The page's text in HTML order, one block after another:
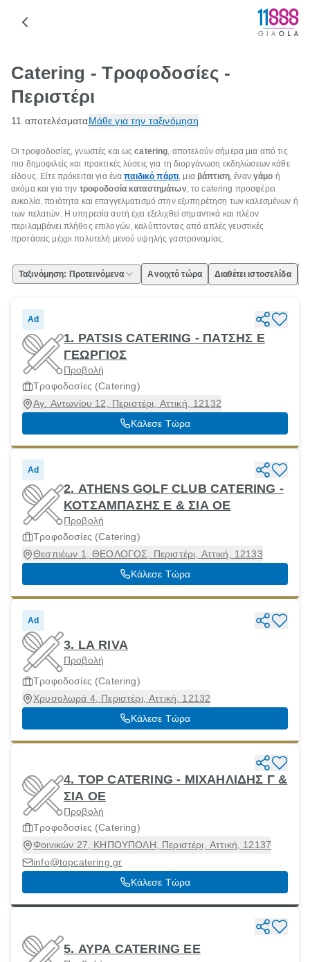
Catering - Τροφοδοσίες -
Περιστέρι
11 αποτελέσματαΜάθε για την ταξινόμηση
Οι τροφοδοσίες, γνωστές και ωςcatering, αποτελούν σήμερα μια από τις
πιο δημοφιλείς και πρακτικές λύσεις για τη διοργάνωση εκδηλώσεων κάθε
είδους. Είτε πρόκειται για έναπαιδικό πάρτι, μιαβάπτιση, έναν γάμο ή
ακόμα και για την τροφοδοσία καταστημάτων, το catering προσφέρει
ευκολία, ποιότητα και επαγγελματισμό στην εξυπηρέτηση των καλεσμένων ή
των πελατών. Η υπηρεσία αυτή έχει εξελιχθεί σημαντικά και πλέον
περιλαμβάνει πλήθος επιλογών, καλύπτοντας από απλές γευστικές
προτάσεις μέχρι πολυτελή μενού υψηλής γαστρονομίας.
Ταξινόμηση: Προτεινόμενα Ανοιχτό τώρα Διαθέτει ιστοσελίδα
Ad
1. PATSIS CATERING - ΠΑΤΣΗΣ Ε
ΓΕΩΡΓΙΟΣ
Προβολή
Τροφοδοσίες (Catering)
Αγ. Αντωνίου 12, Περιστέρι, Αττική, 12132
Κάλεσε Τώρα
Ad
2. ATHENS GOLF CLUB CATERING -
ΚΟΤΣΑΜΠΑΣΗΣ Ε & ΣΙΑ ΟΕ
Προβολή
Τροφοδοσίες (Catering)
Θεσπιέων 1, ΘΕΟΛΟΓΟΣ, Περιστέρι, Αττική, 12133
Κάλεσε Τώρα
Ad
3. LA RIVA
Προβολή
Τροφοδοσίες (Catering)
Χρυσολωρά 4, Περιστέρι, Αττική, 12132
Κάλεσε Τώρα
4. TOP CATERING - ΜΙΧΑΗΛΙΔΗΣ Γ &
ΣΙΑ ΟΕ
Προβολή
Τροφοδοσίες (Catering)
Φοινικών 27, ΚΗΠΟΥΠΟΛΗ, Περιστέρι, Αττική, 12137
info@topcatering.gr
Κάλεσε Τώρα
5. ΑΥΡΑ CATERING EE